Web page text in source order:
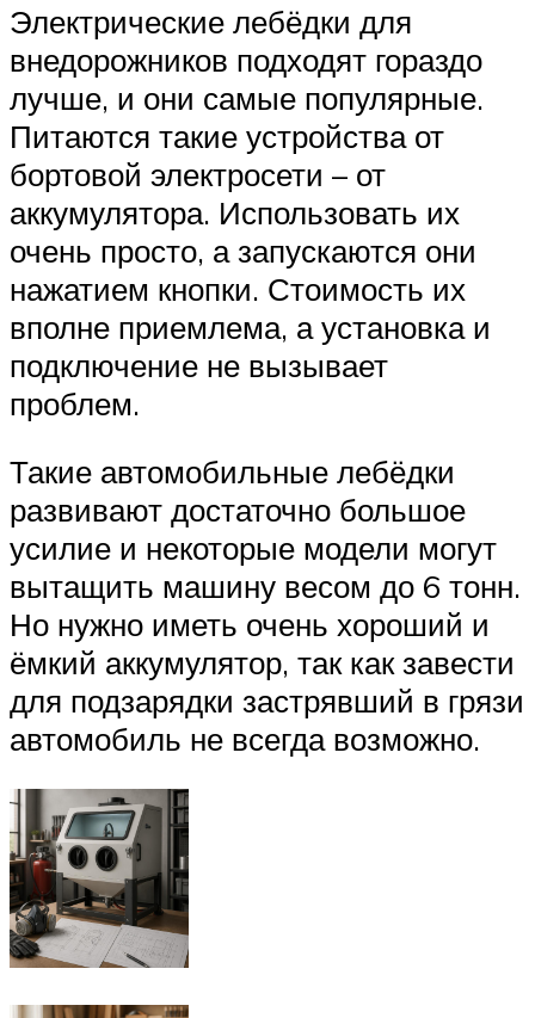
Электрические лебёдки для
внедорожников подходят гораздо
лучше, и они самые популярные.
Питаются такие устройства от
бортовой электросети – от
аккумулятора. Использовать их
очень просто, а запускаются они
нажатием кнопки. Стоимость их
вполне приемлема, а установка и
подключение не вызывает
проблем.
Такие автомобильные лебёдки
развивают достаточно большое
усилие и некоторые модели могут
вытащить машину весом до 6 тонн.
Но нужно иметь очень хороший и
ёмкий аккумулятор, так как завести
для подзарядки застрявший в грязи
автомобиль не всегда возможно.